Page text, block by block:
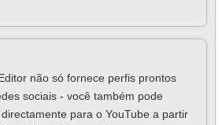
não só fornece perfis prontos
sociais - você também pode
para o YouTube a partir